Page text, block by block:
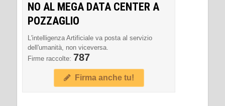
NO AL MEGA DATA CENTER A
POZZAGLIO
L'intelligenza Artificiale va posta al servizio
dell'umanità, non viceversa.
Firme raccolte: 787
Firma anche tu!